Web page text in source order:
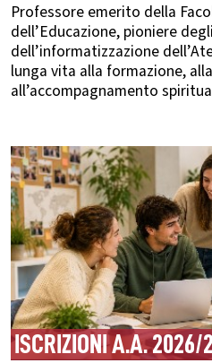
Professore emerito della
dell’Educazione, pioniere
dell’informatizzazione
lunga vita alla formazione,
all’accompagnamento
ISCRIZIONI A.A. 2026/